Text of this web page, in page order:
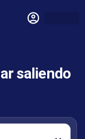
saliendo